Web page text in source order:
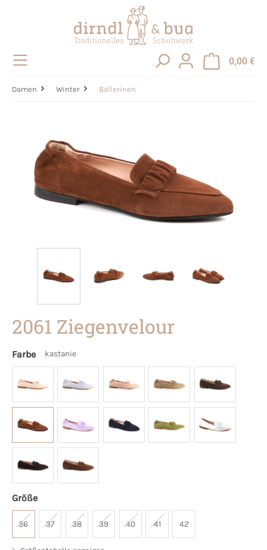
0,00 €
Damen Winter Ballerinen
2061 Ziegenvelour
Farbe kastanie
Größe
36 37 38 39 40 41 42